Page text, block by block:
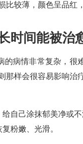
较薄，颜色呈品红
时间能被治
病情非常复杂，很
样会很容易影响治
自己涂抹郁美净或
粉嫩、光滑。